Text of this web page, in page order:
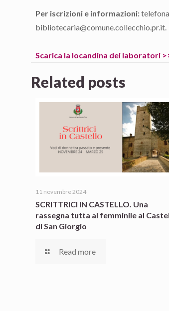
Per iscrizioni e informazioni:
bibliotecaria@comune.collecchio.pr.it.
Scarica la locandina dei laboratori
Related posts
11 novembre 2024
SCRITTRICI IN CASTELLO. Una
rassegna tutta al femminile al
di San Giorgio
Read more